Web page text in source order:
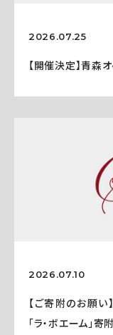
2026.07.25
【開催決定】青森
2026.07.10
【ご寄附のお願
「ラ・ボエーム」